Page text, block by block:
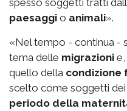
paesaggi o animali».
«Nel tempo - continua -
tema delle migrazioni
quello della condizione
scelto come soggetti dei
periodo della